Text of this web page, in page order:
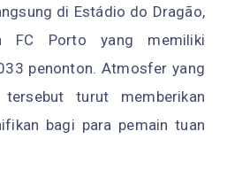
di Estádio do Dragão,
FC Porto yang memiliki
penonton. Atmosfer yang
turut memberikan
bagi para pemain tuan